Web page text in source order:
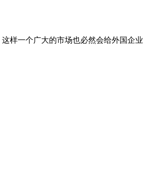
样一个广大的市场也必然会给外国企业